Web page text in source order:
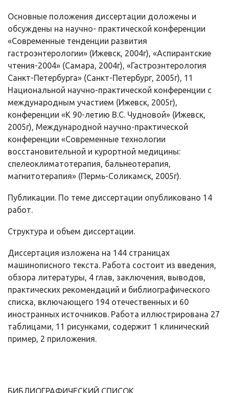
Основные положения диссертации доложены и
обсуждены на научно- практической конференции
«Современные тенденции развития
гастроэнтерологии» (Ижевск, 2004г), «Аспирантские
чтения-2004» (Самара, 2004г), «Гастроэнтерология
Санкт-Петербурга» (Санкт-Петербург, 2005г), 11
Национальной научно-практической конференции с
международным участием (Ижевск, 2005г),
конференции «К 90-летию В.С. Чудновой» (Ижевск,
2005г), Международной научно-практической
конференции «Современные технологии
восстановительной и курортной медицины:
спелеоклиматотерапия, бальнеотерапия,
магнитотерапия» (Пермь-Соликамск, 2005г).
Публикации. По теме диссертации опубликовано 14
работ.
Структура и объем диссертации.
Диссертация изложена на 144 страницах
машинописного текста. Работа состоит из введения,
обзора литературы, 4 глав, заключения, выводов,
практических рекомендаций и библиографического
списка, включающего 194 отечественных и 60
иностранных источников. Работа иллюстрирована 27
таблицами, 11 рисунками, содержит 1 клинический
пример, 2 приложения.
БИБЛИОГРАФИЧЕСКИЙ СПИСОК